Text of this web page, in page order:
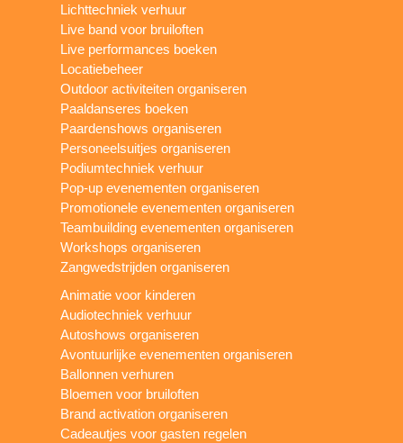
Lichttechniek verhuur
Live band voor bruiloften
Live performances boeken
Locatiebeheer
Outdoor activiteiten organiseren
Paaldanseres boeken
Paardenshows organiseren
Personeelsuitjes organiseren
Podiumtechniek verhuur
Pop-up evenementen organiseren
Promotionele evenementen organiseren
Teambuilding evenementen organiseren
Workshops organiseren
Zangwedstrijden organiseren
Animatie voor kinderen
Audiotechniek verhuur
Autoshows organiseren
Avontuurlijke evenementen organiseren
Ballonnen verhuren
Bloemen voor bruiloften
Brand activation organiseren
Cadeautjes voor gasten regelen